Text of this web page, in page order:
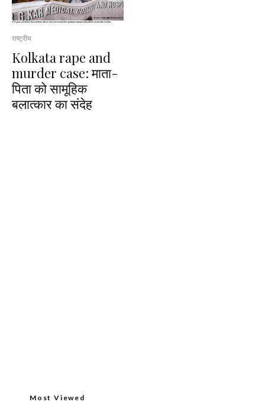
राष्ट्रीय
Kolkata rape and
murder case: माता-
पिता को सामूहिक
बलात्कार का संदेह
Most Viewed